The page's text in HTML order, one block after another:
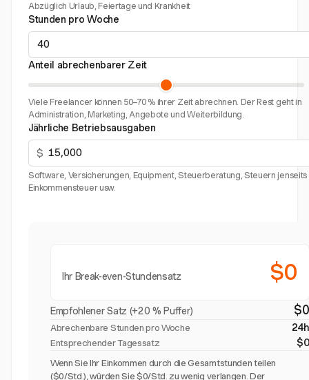
Abzüglich Urlaub, Feiertage und Krankheit
Stunden pro Woche
Anteil abrechenbarer Zeit
Viele Freelancer können 50–70 % ihrer Zeit abrechnen. Der Rest geht in
Administration, Marketing, Angebote und Weiterbildung.
Jährliche Betriebsausgaben
$
Software, Versicherungen, Equipment, Steuerberatung, Steuern
Einkommensteuer usw.
Ihr Break-even-Stundensatz $0
Empfohlener Satz (+20 % Puffer) $0
Abrechenbare Stunden pro Woche 24h
Entsprechender Tagessatz $0
Wenn Sie Ihr Einkommen durch die Gesamtstunden teilen
($0/Std.), würden Sie $0/Std. zu wenig verlangen. Der